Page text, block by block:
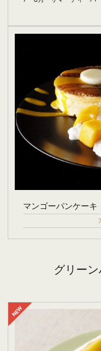
マンゴーパンケーキ
グリー